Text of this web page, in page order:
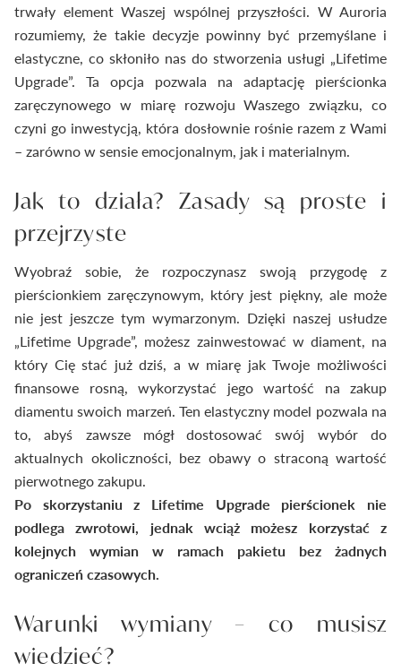
trwały element Waszej wspólnej przyszłości. W Auroria
rozumiemy, że takie decyzje powinny być przemyślane i
elastyczne, co skłoniło nas do stworzenia usługi „Lifetime
Upgrade”. Ta opcja pozwala na adaptację pierścionka
zaręczynowego w miarę rozwoju Waszego związku, co
czyni go inwestycją, która dosłownie rośnie razem z Wami
– zarówno w sensie emocjonalnym, jak i materialnym.
Jak to działa? Zasady są proste i
przejrzyste
Wyobraź sobie, że rozpoczynasz swoją przygodę z
pierścionkiem zaręczynowym, który jest piękny, ale może
nie jest jeszcze tym wymarzonym. Dzięki naszej usłudze
„Lifetime Upgrade”, możesz zainwestować w diament, na
który Cię stać już dziś, a w miarę jak Twoje możliwości
finansowe rosną, wykorzystać jego wartość na zakup
diamentu swoich marzeń. Ten elastyczny model pozwala na
to, abyś zawsze mógł dostosować swój wybór do
aktualnych okoliczności, bez obawy o straconą wartość
pierwotnego zakupu.
Po skorzystaniu z Lifetime Upgrade pierścionek nie
podlega zwrotowi, jednak wciąż możesz korzystać z
kolejnych wymian w ramach pakietu bez żadnych
ograniczeń czasowych.
Warunki wymiany – co musisz
wiedzieć?